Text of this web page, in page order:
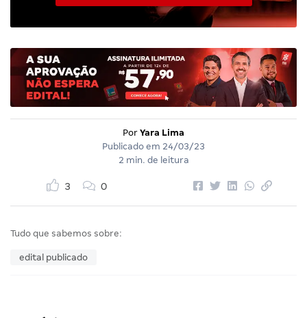
Por Yara Lima
Publicado em 24/03/23
2 min. de leitura
3 0
Tudo que sabemos sobre:
edital publicado